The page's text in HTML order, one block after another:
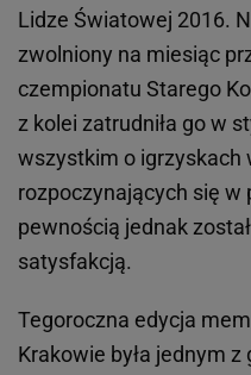
Lidze Światowej 2016.
zwolniony na miesiąc
czempionatu Starego
z kolei zatrudniła go w
wszystkim o igrzyskach
rozpoczynających się
pewnością jednak
satysfakcją.
Tegoroczna edycja
Krakowie była jednym